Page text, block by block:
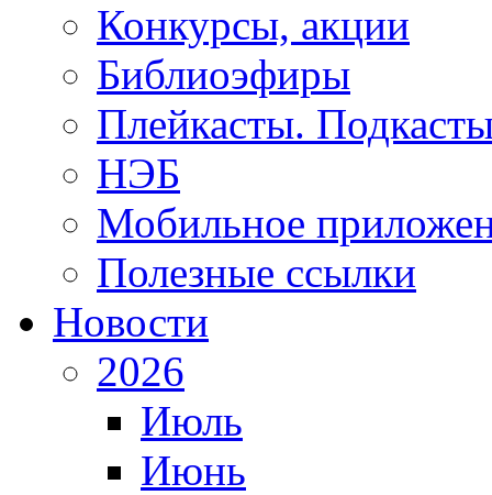
Конкурсы, акции
Библиоэфиры
Плейкасты.
НЭБ
Мобильное
Полезные ссылки
Новости
2026
Июль
Июнь